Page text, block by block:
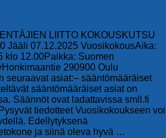
LIITTO KOKOUSKUTSU
Jääli 07.12.2025 VuosikokousAika:
klo 12.00Paikka: Suomen
290900 Oulu
seuraavat asiat:– sääntömääräiset
sääntömääräiset asiat on
Säännöt ovat ladattavissa smll.fi
tiedotteet Vuosikokoukseen voi
Edellytyksenä
ja siinä oleva hyvä …